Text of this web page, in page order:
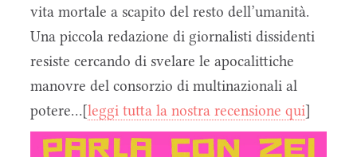
vita mortale a scapito del resto dell’umanità.
Una piccola redazione di giornalisti dissidenti
resiste cercando di svelare le apocalittiche
manovre del consorzio di multinazionali al
potere...[leggi tutta la nostra recensione qui]